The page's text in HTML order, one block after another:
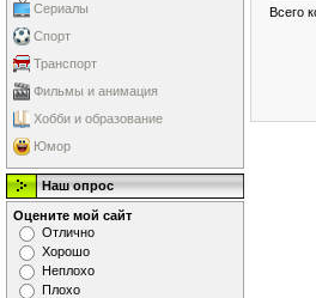
Сериалы
Спорт
Транспорт
Фильмы и анимация
Хобби и образование
Юмор
Наш опрос
Оцените мой сайт
Отлично
Хорошо
Неплохо
Плохо
Всего